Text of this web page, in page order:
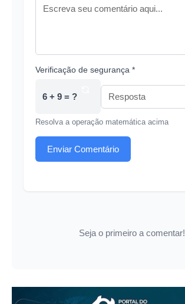
Verificação de segurança *
6 + 9 = ?
Resolva a operação matemática acima
Enviar Comentário
Seja o primeiro a comentar!